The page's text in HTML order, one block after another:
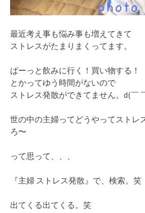
最近考え事も悩み事も増えてきて
ストレスがたまりまくってます。
ぱーっと飲みに行く！買い物する！
とかってゆう時間がないので
ストレス発散ができてません。d(￣
世の中の主婦ってどうやってストレ
ろ〜
って思って、、、
『主婦 ストレス発散』で、検索。笑
出てくる出てくる。笑